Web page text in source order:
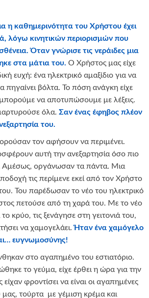
η καθημερινότητα του Χρήστου έχει
λόγω κινητικών περιορισμών που
Όταν γνώρισε τις νεράιδες μια
στα μάτια του. Ο Χρήστος μας είχε
ευχή: ένα ηλεκτρικό αμαξίδιο για να
πηγαίνει βόλτα. Το πόση ανάγκη είχε
να αποτυπώσουμε με λέξεις.
όλα. Σαν ένας έφηβος πλέον
του.
τον αφήσουν να περιμένει.
αυτή την ανεξαρτησία όσο πιο
οργάνωσαν τα πάντα. Μια
τις περίμενε εκεί από τον Χρήστο
του. Του παρέδωσαν το νέο του ηλεκτρικό
πετούσε από τη χαρά του. Με το νέο
κρύο, τις ξενάγησε στη γειτονιά του,
να χαμογελάει.Ήταν ένα χαμόγελο
ευγνωμοσύνης!
στο αγαπημένο του εστιατόριο.
το γεύμα, είχε έρθει η ώρα για την
είχαν φροντίσει να είναι οι αγαπημένες
μας, τούρτα με γέμιση κρέμα και